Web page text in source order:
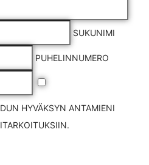
SUKUNIMI
PUHELINNUMERO
HYVÄKSYN ANTAMIENI